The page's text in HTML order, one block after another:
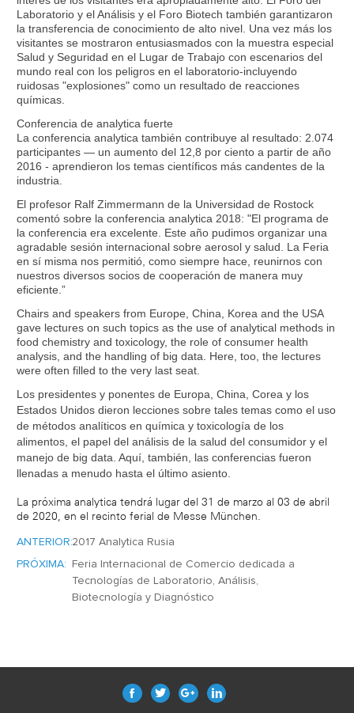
Laboratorio y el Análisis y el Foro Biotech también garantizaron
la transferencia de conocimiento de alto nivel. Una vez más los
visitantes se mostraron entusiasmados con la muestra especial
Salud y Seguridad en el Lugar de Trabajo con escenarios del
mundo real con los peligros en el laboratorio-incluyendo
ruidosas "explosiones" como un resultado de reacciones
químicas.
Conferencia de analytica fuerte
La conferencia analytica también contribuye al resultado: 2.074
participantes — un aumento del 12,8 por ciento a partir de año
2016 - aprendieron los temas científicos más candentes de la
industria.
El profesor Ralf Zimmermann de la Universidad de Rostock
comentó sobre la conferencia analytica 2018: "El programa de
la conferencia era excelente. Este año pudimos organizar una
agradable sesión internacional sobre aerosol y salud. La Feria
en sí misma nos permitió, como siempre hace, reunirnos con
nuestros diversos socios de cooperación de manera muy
eficiente.”
Chairs and speakers from Europe, China, Korea and the USA
gave lectures on such topics as the use of analytical methods in
food chemistry and toxicology, the role of consumer health
analysis, and the handling of big data. Here, too, the lectures
were often filled to the very last seat.
Los presidentes y ponentes de Europa, China, Corea y los
Estados Unidos dieron lecciones sobre tales temas como el uso
de métodos analíticos en química y toxicología de los
alimentos, el papel del análisis de la salud del consumidor y el
manejo de big data. Aquí, también, las conferencias fueron
llenadas a menudo hasta el último asiento.
La próxima analytica tendrá lugar del 31 de marzo al 03 de abril
de 2020, en el recinto ferial de Messe München.
ANTERIOR:2017 Analytica Rusia
PRÓXIMA:
Feria Internacional de Comercio dedicada a
Tecnologías de Laboratorio, Análisis,
Biotecnología y Diagnóstico